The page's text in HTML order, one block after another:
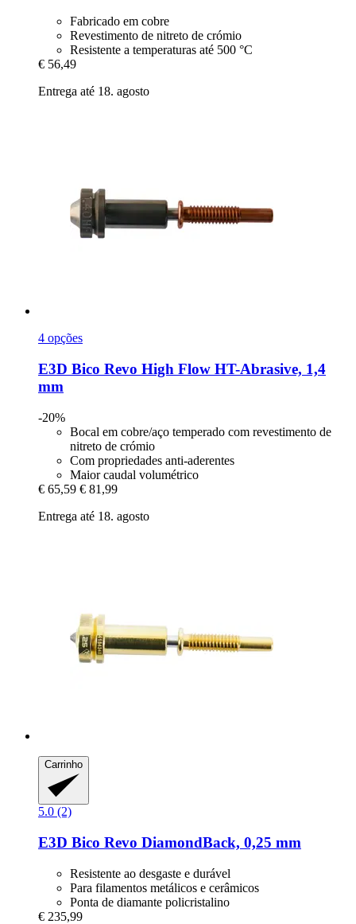
Fabricado em cobre
Revestimento de nitreto de crómio
Resistente a temperaturas até 500 °C
€ 56,49
Entrega até 18. agosto
4 opções
E3D Bico Revo High Flow HT-​Abrasive, 1,4
mm
-20%
Bocal em cobre/aço temperado com revestimento de
nitreto de crómio
Com propriedades anti-aderentes
Maior caudal volumétrico
€ 65,59 € 81,99
Entrega até 18. agosto
Carrinho
5.0 (2)
E3D Bico Revo DiamondBack, 0,25 mm
Resistente ao desgaste e durável
Para filamentos metálicos e cerâmicos
Ponta de diamante policristalino
€ 235,99